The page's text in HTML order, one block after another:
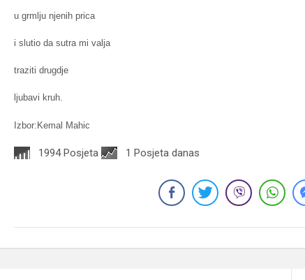
u grmlju njenih prica
i slutio da sutra mi valja
traziti drugdje
ljubavi kruh.
Izbor:Kemal Mahic
1994 Posjeta 1 Posjeta danas